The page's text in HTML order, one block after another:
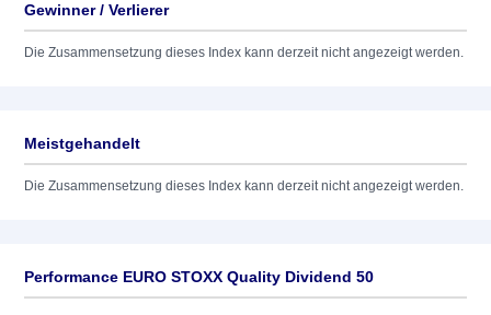
Gewinner / Verlierer
Die Zusammensetzung dieses Index kann derzeit nicht angezeigt werden.
Meistgehandelt
Die Zusammensetzung dieses Index kann derzeit nicht angezeigt werden.
Performance EURO STOXX Quality Dividend 50